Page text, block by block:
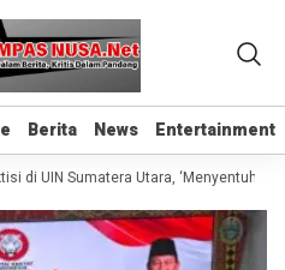
Berita News Entertainment
Berita News Entertainment
UIN Sumatera Utara, ‘Menyentuh Hati